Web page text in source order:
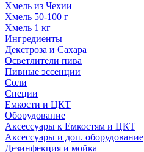
Хмель из Чехии
Хмель 50-100 г
Хмель 1 кг
Ингредиенты
Декстроза и Сахара
Осветлители пива
Пивные эссенции
Соли
Специи
Емкости и ЦКТ
Оборудование
Аксессуары к Емкостям и ЦКТ
Аксессуары и доп. оборудование
Дезинфекция и мойка